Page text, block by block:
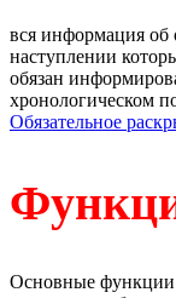
вся информация об
наступлении
обязан
хронологическом
Обязательное
Основные функции